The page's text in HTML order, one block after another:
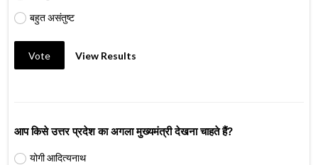
बहुत असंतुष्ट
Vote View Results
आप किसे उत्तर प्रदेश का अगला मुख्यमंत्री देखना चाहते हैं?
योगी आदित्यनाथ